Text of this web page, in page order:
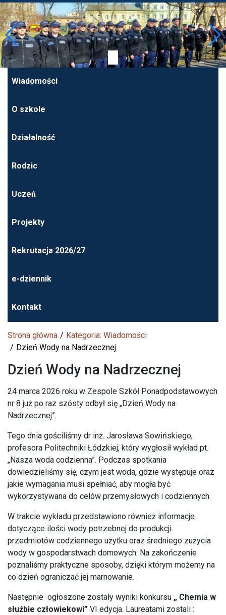
Wiadomości
O szkole
Działalność
Rodzic
Uczeń
Projekty
Rekrutacja 2026/27
e-dziennik
Kontakt
Strona główna
Kategoria: Wiadomości
Dzień Wody na Nadrzecznej
Dzień Wody na Nadrzecznej
24 marca 2026 roku w Zespole Szkół Ponadpodstawowych
nr 8 już po raz szósty odbył się „Dzień Wody na
Nadrzecznej”.
Tego dnia gościliśmy dr inż. Jarosława Sowińskiego,
profesora Politechniki Łódzkiej, który wygłosił wykład pt.
„Nasza woda codzienna”. Podczas spotkania
dowiedzieliśmy się, czym jest woda, gdzie występuje oraz
jakie wymagania musi spełniać, aby mogła być
wykorzystywana do celów przemysłowych i codziennych.
W trakcie wykładu przedstawiono również informacje
dotyczące ilości wody potrzebnej do produkcji
przedmiotów codziennego użytku oraz średniego zużycia
wody w gospodarstwach domowych. Na zakończenie
poznaliśmy praktyczne sposoby, dzięki którym możemy na
co dzień ograniczać jej marnowanie.
Następnie ogłoszone zostały wyniki konkursu „ Chemia w
służbie człowiekowi” VI edycja. Laureatami zostali :